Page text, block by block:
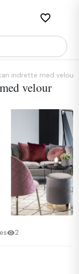
favorite_border
indrette med velour
velour
visibility2